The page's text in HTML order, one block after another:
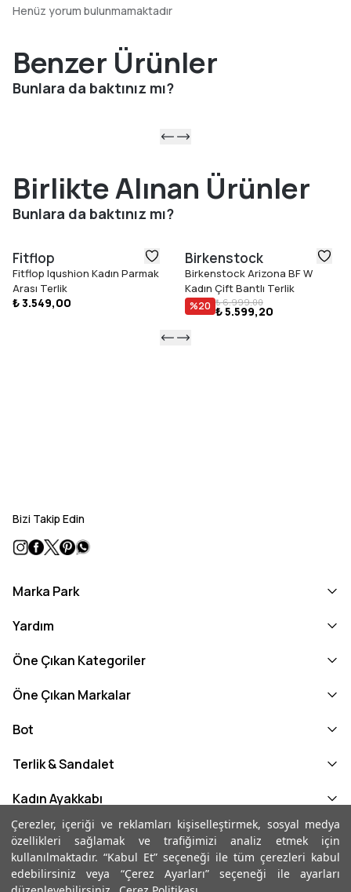
Çerezler, içeriği ve reklamları kişiselleştirmek, sosyal medya
özellikleri sağlamak ve trafiğimizi analiz etmek için
kullanılmaktadır. “Kabul Et” seçeneği ile tüm çerezleri kabul
edebilirsiniz veya “Çerez Ayarları” seçeneği ile ayarları
Henüz yorum bulunmamaktadır
Benzer Ürünler
Bunlara da baktınız mı?
Birlikte Alınan Ürünler
Bunlara da baktınız mı?
Fitflop
Fitflop Iqushion Kadın Parmak
Arası Terlik
₺ 3.549,00
Birkenstock
Birkenstock Arizona BF W
Kadın Çift Bantlı Terlik
%20 ₺ 6.999,00
₺ 5.599,20
Bizi Takip Edin
Marka Park
Yardım
Öne Çıkan Kategoriler
Öne Çıkan Markalar
Bot
Terlik & Sandalet
Kadın Ayakkabı
Kadın Loafer
Kadın Loafer